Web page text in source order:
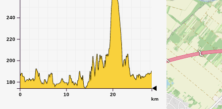
0 10 20
km
180
200
220
240